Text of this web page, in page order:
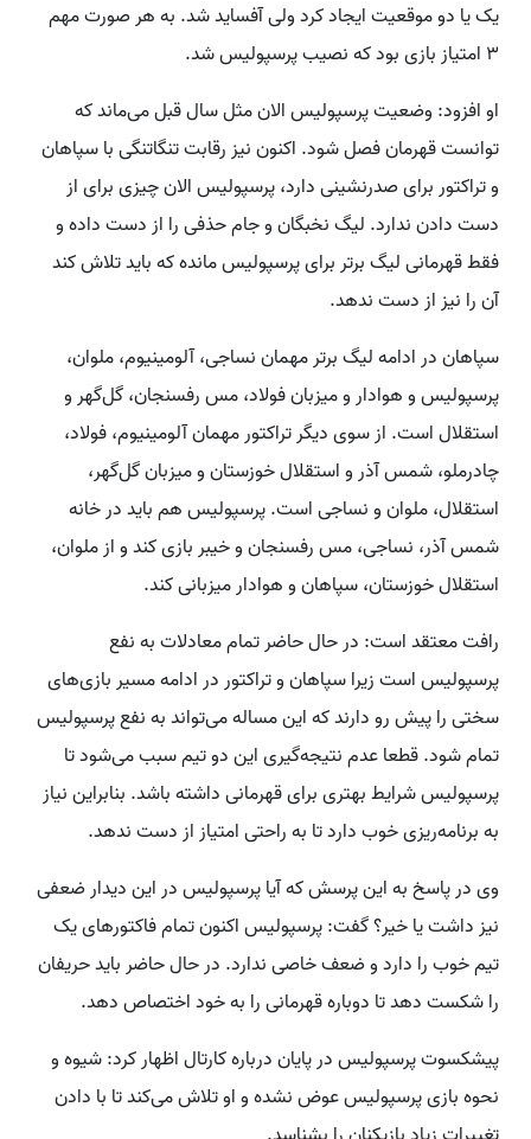
یک یا دو موقعیت ایجاد کرد ولی آفساید شد. به هر صورت مهم
۳ امتیاز بازی بود که نصیب پرسپولیس شد.
او افزود: وضعیت پرسپولیس الان مثل سال قبل می‌ماند که
توانست قهرمان فصل شود. اکنون نیز رقابت تنگاتنگی با سپاهان
و تراکتور برای صدرنشینی دارد، پرسپولیس الان چیزی برای از
دست دادن ندارد. لیگ نخبگان و جام حذفی را از دست داده و
فقط قهرمانی لیگ برتر برای پرسپولیس مانده که باید تلاش کند
آن را نیز از دست ندهد.
سپاهان در ادامه لیگ برتر مهمان نساجی، آلومینیوم، ملوان،
پرسپولیس و هوادار و میزبان فولاد، مس رفسنجان، گل‌گهر و
استقلال است. از سوی دیگر تراکتور مهمان آلومینیوم، فولاد،
چادرملو، شمس آذر و استقلال خوزستان و میزبان گل‌گهر،
استقلال، ملوان و نساجی است. پرسپولیس هم باید در خانه
شمس آذر، نساجی، مس رفسنجان و خیبر بازی کند و از ملوان،
استقلال خوزستان، سپاهان و هوادار میزبانی کند.
رافت معتقد است: در حال حاضر تمام معادلات به نفع
پرسپولیس است زیرا سپاهان و تراکتور در ادامه مسیر بازی‌های
سختی را پیش رو دارند که این مساله می‌تواند به نفع پرسپولیس
تمام شود. قطعا عدم نتیجه‌گیری این دو تیم سبب می‌شود تا
پرسپولیس شرایط بهتری برای قهرمانی داشته باشد. بنابراین نیاز
به برنامه‌ریزی خوب دارد تا به راحتی امتیاز از دست ندهد.
وی در پاسخ به این پرسش که آیا پرسپولیس در این دیدار ضعفی
نیز داشت یا خیر؟ گفت: پرسپولیس اکنون تمام فاکتورهای یک
تیم خوب را دارد و ضعف خاصی ندارد. در حال حاضر باید حریفان
را شکست دهد تا دوباره قهرمانی را به خود اختصاص دهد.
پیشکسوت پرسپولیس در پایان درباره کارتال اظهار کرد: شیوه و
نحوه بازی پرسپولیس عوض نشده و او تلاش می‌کند تا با دادن